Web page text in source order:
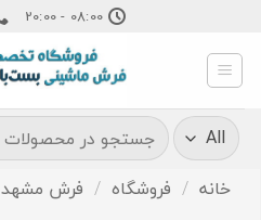
content
08:00 - 20:00
جستجو
برای:
خانه / فروشگاه / فرش مشهد